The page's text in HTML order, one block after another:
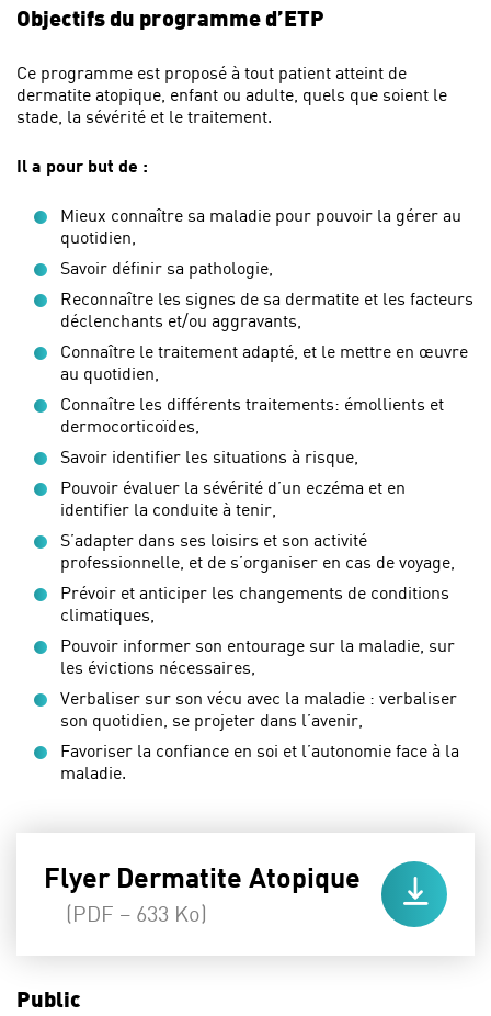
Objectifs du programme d’ETP
Ce programme est proposé à tout patient atteint de
dermatite atopique, enfant ou adulte, quels que soient le
stade, la sévérité et le traitement.
Il a pour but de :
Mieux connaître sa maladie pour pouvoir la gérer au
quotidien,
Savoir définir sa pathologie,
Reconnaître les signes de sa dermatite et les facteurs
déclenchants et/ou aggravants,
Connaître le traitement adapté, et le mettre en œuvre
au quotidien,
Connaître les différents traitements: émollients et
dermocorticoïdes,
Savoir identifier les situations à risque,
Pouvoir évaluer la sévérité d’un eczéma et en
identifier la conduite à tenir,
S’adapter dans ses loisirs et son activité
professionnelle, et de s’organiser en cas de voyage,
Prévoir et anticiper les changements de conditions
climatiques,
Pouvoir informer son entourage sur la maladie, sur
les évictions nécessaires,
Verbaliser sur son vécu avec la maladie : verbaliser
son quotidien, se projeter dans l’avenir,
Favoriser la confiance en soi et l’autonomie face à la
maladie.
Flyer Dermatite Atopique
(PDF – 633 Ko)
Public